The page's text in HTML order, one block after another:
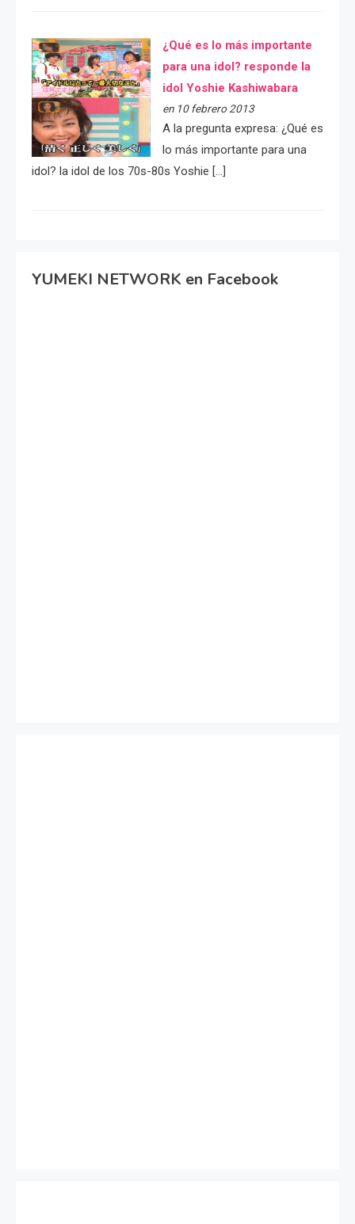
¿Qué es lo más importante
para una idol? responde la
idol Yoshie Kashiwabara
en 10 febrero 2013
A la pregunta expresa: ¿Qué es
lo más importante para una
idol? la idol de los 70s-80s Yoshie […]
YUMEKI NETWORK en Facebook